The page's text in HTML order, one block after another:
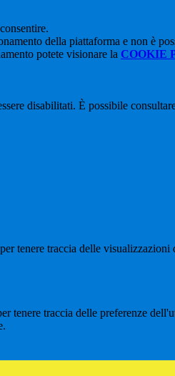
della piattaforma e non è
potete visionare la COOKIE
disabilitati. È possibile
tenere traccia delle
tenere traccia delle preferenze